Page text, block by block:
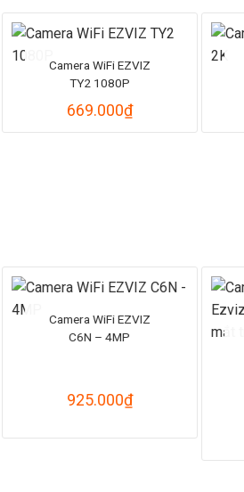
Camera WiFi EZVIZ
TY2 1080P
669.000₫
Camera WiFi EZVIZ
C6N – 4MP
925.000₫